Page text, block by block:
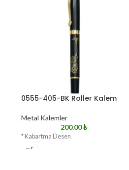
0555-405-BK Roller Kalem
Metal Kalemler
200.00₺
* Kabartma Desen